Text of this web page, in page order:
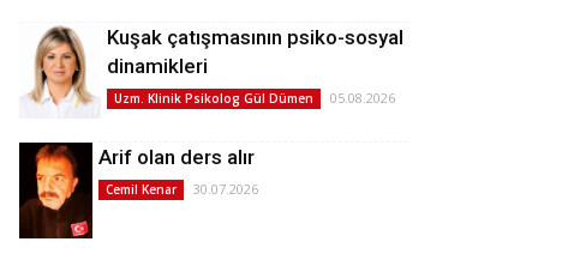
Kuşak çatışmasının psiko-sosyal
dinamikleri
Uzm. Klinik Psikolog Gül Dümen 05.08.2026
Arif olan ders alır
Cemil Kenar 30.07.2026